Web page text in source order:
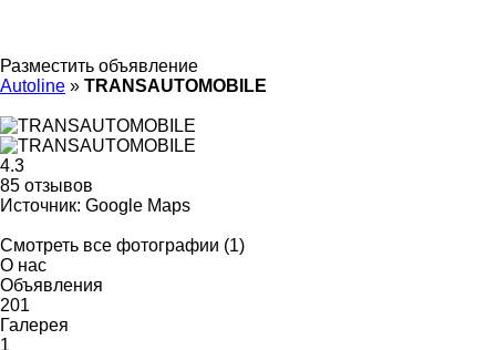
Разместить объявление
Autoline » TRANSAUTOMOBILE
4.3
85 отзывов
Источник: Google Maps
Смотреть все фотографии (1)
О нас
Объявления
201
Галерея
1